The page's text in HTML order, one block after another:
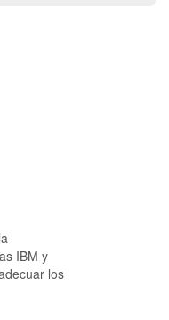
IBM y
los